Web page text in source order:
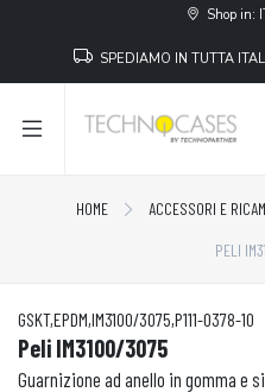
Shop in:
SPEDIAMO IN TUTTA
HOME ACCESSORI E
PELI
GSKT,EPDM,IM3100/3075,P111-0378-10
Peli IM3100/3075
Guarnizione ad anello in gomma e